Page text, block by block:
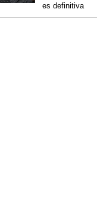
es definitiva